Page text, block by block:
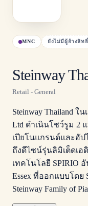
MNC ยังไม่มีผู้อ้างสิทธิ์
Steinway
Retail - General
Steinway Thailand ใน
Ltd ดำเนินโชว์รูม 2
เปียโนแกรนด์และอัป
ถึงดีไซน์รุ่นลิมิเต็ดเอ
เทคโนโลยี SPIRIO
Essex ที่ออกแบบโดย
Steinway Family of